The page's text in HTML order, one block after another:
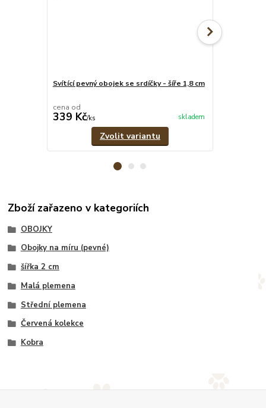
Svítící pevný obojek se srdíčky - šíře 1,8 cm
cena od
339 Kč/ks skladem
Zvolit variantu
Zboží zařazeno v kategoriích
OBOJKY
Obojky na míru (pevné)
šířka 2 cm
Malá plemena
Střední plemena
Červená kolekce
Kobra